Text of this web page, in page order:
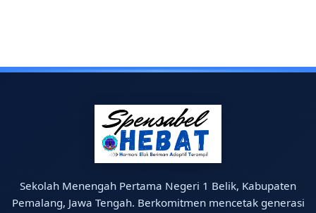
Sekolah Menengah Pertama Negeri 1 Belik, Kabupaten
Pemalang, Jawa Tengah. Berkomitmen mencetak generasi